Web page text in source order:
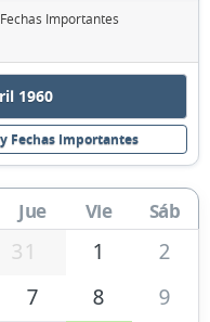
Fechas Importantes
1960
Fechas Importantes
Jue Vie Sáb
31 1
2
7 8
9